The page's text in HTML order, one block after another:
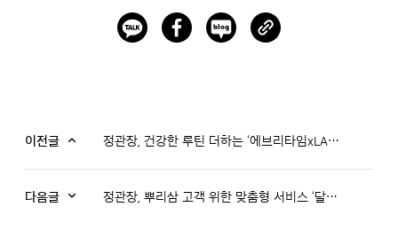
이전글 정관장, 건강한 루틴 더하는 ‘에브리타임xLAMY’ 컬래버 2종 선보여
다음글 정관장, 뿌리삼 고객 위한 맞춤형 서비스 ‘달임재 : 1899’ 선보여